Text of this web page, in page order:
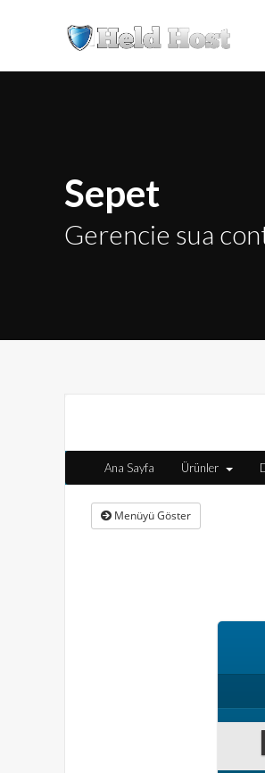
Sepet
Gerencie sua
Ana Sayfa Ürünler
Menüyü Göster